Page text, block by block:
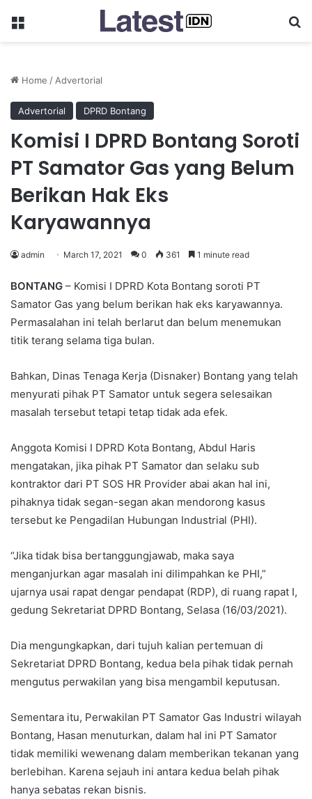
Menu
Home /Advertorial
Advertorial DPRD Bontang
Komisi I DPRD Bontang Soroti
PT Samator Gas yang Belum
Berikan Hak Eks
Karyawannya
admin March 17, 2021 0 361 1 minute read
BONTANG – Komisi I DPRD Kota Bontang soroti PT
Samator Gas yang belum berikan hak eks karyawannya.
Permasalahan ini telah berlarut dan belum menemukan
titik terang selama tiga bulan.
Bahkan, Dinas Tenaga Kerja (Disnaker) Bontang yang telah
menyurati pihak PT Samator untuk segera selesaikan
masalah tersebut tetapi tetap tidak ada efek.
Anggota Komisi I DPRD Kota Bontang, Abdul Haris
mengatakan, jika pihak PT Samator dan selaku sub
kontraktor dari PT SOS HR Provider abai akan hal ini,
pihaknya tidak segan-segan akan mendorong kasus
tersebut ke Pengadilan Hubungan Industrial (PHI).
“Jika tidak bisa bertanggungjawab, maka saya
menganjurkan agar masalah ini dilimpahkan ke PHI,”
ujarnya usai rapat dengar pendapat (RDP), di ruang rapat I,
gedung Sekretariat DPRD Bontang, Selasa (16/03/2021).
Dia mengungkapkan, dari tujuh kalian pertemuan di
Sekretariat DPRD Bontang, kedua bela pihak tidak pernah
mengutus perwakilan yang bisa mengambil keputusan.
Sementara itu, Perwakilan PT Samator Gas Industri wilayah
Bontang, Hasan menuturkan, dalam hal ini PT Samator
tidak memiliki wewenang dalam memberikan tekanan yang
berlebihan. Karena sejauh ini antara kedua belah pihak
hanya sebatas rekan bisnis.